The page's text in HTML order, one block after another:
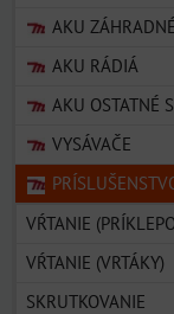
AKU
AKU RÁDIÁ
AKU OSTATNÉ
VYSÁVAČE
VŔTANIE
VŔTANIE (VRTÁKY)
SKRUTKOVANIE